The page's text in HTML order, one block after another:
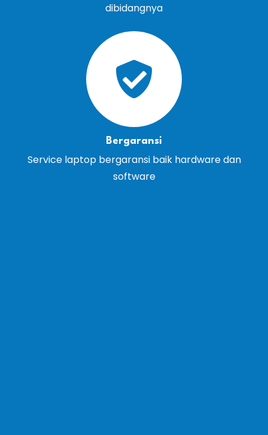
dibidangnya
Bergaransi
Service laptop bergaransi baik hardware dan
software